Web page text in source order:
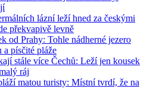
lázní leží hned za českými
překvapivě levně
od Prahy: Tohle nádherné jezero
písčité pláže
stále více Čechů: Leží jen kousek
ráj
matou turisty: Místní tvrdí, že na